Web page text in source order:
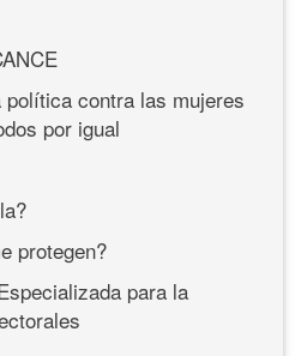
contra las mujeres
por igual
protegen?
para la